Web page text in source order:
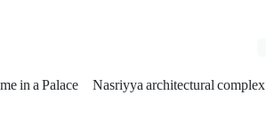
in a Palace Nasriyya architectural complex